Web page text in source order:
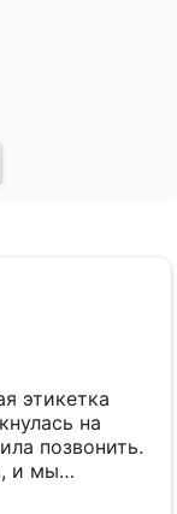
этикетка
на
позвонить.
и мы